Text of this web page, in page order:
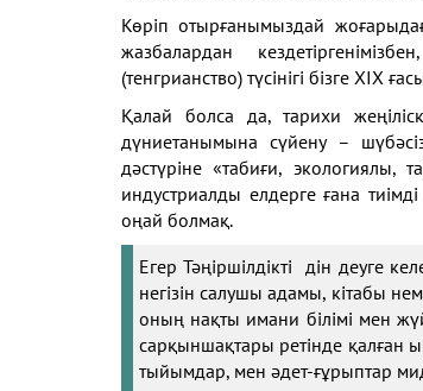
Көріп отырғанымыздай
жазбалардан
(тенгрианство) түсінігі бізге XIX
Қалай болса да, тарихи
дүниетанымына сүйену –
дәстүріне «табиғи,
индустриалды елдерге ғана
оңай болмақ.
Егер Тәңіршілдікті дін деуге
негізін салушы адамы, кітабы
оның нақты имани білімі мен
сарқыншақтары ретінде
тыйымдар, мен әдет-ғұрыптар